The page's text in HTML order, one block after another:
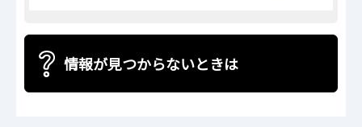
情報が見つからないときは